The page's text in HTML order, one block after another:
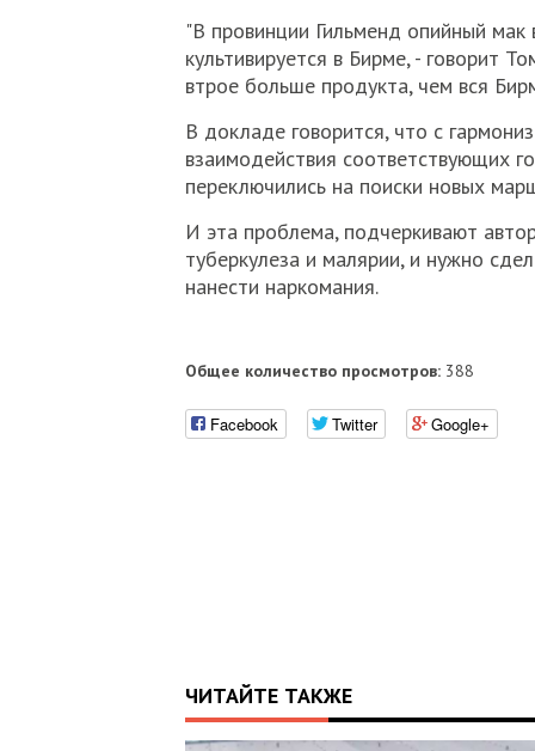
"В провинции Гильменд опийный
культивируется в Бирме, - говорит
втрое больше продукта, чем вся
В докладе говорится, что с
взаимодействия соответствующих
переключились на поиски новых
И эта проблема, подчеркивают
туберкулеза и малярии, и нужно
нанести наркомания.
Общее количество просмотров: 388
Facebook Twitter Google+
ЧИТАЙТЕ ТАКЖЕ